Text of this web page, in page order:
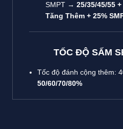
SMPT → 25/35/45/55
Tăng Thêm + 25%
TỐC ĐỘ SẤM
Tốc độ đánh cộng thêm:
50/60/70/80%